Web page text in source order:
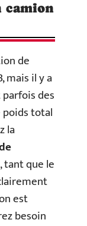
camion
de
mais il y a
des
total
la
tant que le
est
besoin